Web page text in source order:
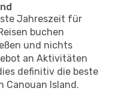
Jahreszeit für
buchen
und nichts
an Aktivitäten
definitiv die beste
Canouan Island.